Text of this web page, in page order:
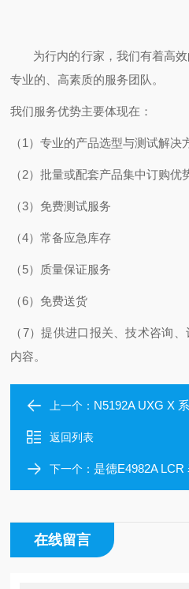
为行内的行家，我们有着高效
专业的、高素质的服务团队。
我们服务优势主要体现在：
（1）专业的产品选型与测试解决
（2）批量或配套产品集中订购优
（3）免费测试服务
（4）常备应急库存
（5）质量保证服务
（6）免费送货
（7）提供进口报关、技术咨询
内容。
上一个： N5192A UXG X
返回列表
下一个：是德E4982A LCR
在线留言